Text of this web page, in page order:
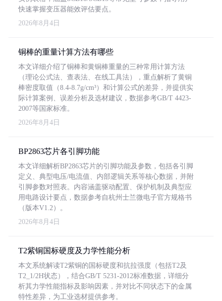
快速掌握变压器能效评估要点。
2026年8月4日
铜棒的重量计算方法有哪些
本文详细介绍了铜棒和黄铜棒重量的三种常用计算方法
（理论公式法、查表法、在线工具法），重点解析了黄铜
棒密度取值（8.4-8.7g/cm³）和计算公式的差异，并提供实
际计算案例、误差分析及选材建议，数据参考GB/T 4423-
2007等国家标准。
2026年8月4日
BP2863芯片各引脚功能
本文详细解析BP2863芯片的引脚功能及参数，包括各引脚
定义、典型电压/电流值、内部逻辑关系等核心数据，并附
引脚参数对照表。内容涵盖驱动配置、保护机制及典型应
用电路设计要点，数据参考自杭州士兰微电子官方规格书
（版本V1.2）。
2026年8月4日
T2紫铜国标硬度及力学性能分析
本文系统解读T2紫铜的国标硬度和抗拉强度（包括T2及
T2_1/2H状态），结合GB/T 5231-2012标准数据，详细分
析其力学性能指标及影响因素，并对比不同状态下的金属
特性差异，为工业选材提供参考。